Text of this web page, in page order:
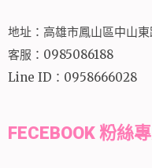
地址：高雄市鳳山區中山
客服：0985086188
Line ID：0958666028
FECEBOOK 粉絲